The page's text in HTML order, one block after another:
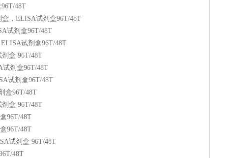
48T
，ELISA试剂盒96T/48T
试剂盒96T/48T
试剂盒96T/48T
盒 96T/48T
试剂盒96T/48T
试剂盒96T/48T
盒96T/48T
盒 96T/48T
96T/48T
96T/48T
试剂盒 96T/48T
48T